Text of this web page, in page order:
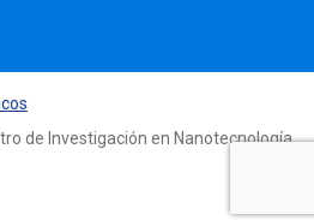
de Investigación en Nanotecnología